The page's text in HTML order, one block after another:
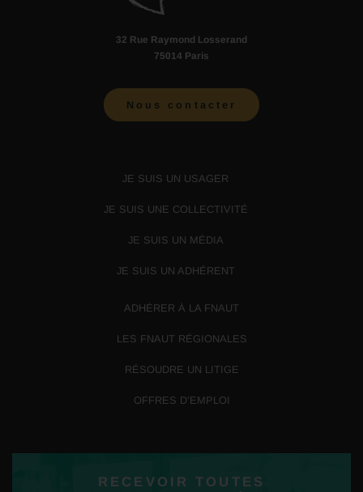
32 Rue Raymond Losserand
75014 Paris
Nous contacter
JE SUIS UN USAGER
JE SUIS UNE COLLECTIVITÉ
JE SUIS UN MÉDIA
JE SUIS UN ADHÉRENT
ADHÉRER À LA FNAUT
LES FNAUT RÉGIONALES
RÉSOUDRE UN LITIGE
OFFRES D’EMPLOI
RECEVOIR TOUTES